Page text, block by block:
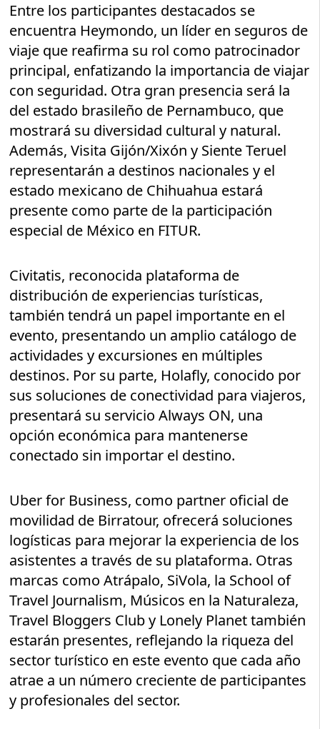
Entre los participantes destacados se
encuentra Heymondo, un líder en seguros de
viaje que reafirma su rol como patrocinador
principal, enfatizando la importancia de viajar
con seguridad. Otra gran presencia será la
del estado brasileño de Pernambuco, que
mostrará su diversidad cultural y natural.
Además, Visita Gijón/Xixón y Siente Teruel
representarán a destinos nacionales y el
estado mexicano de Chihuahua estará
presente como parte de la participación
especial de México en FITUR.
Civitatis, reconocida plataforma de
distribución de experiencias turísticas,
también tendrá un papel importante en el
evento, presentando un amplio catálogo de
actividades y excursiones en múltiples
destinos. Por su parte, Holafly, conocido por
sus soluciones de conectividad para viajeros,
presentará su servicio Always ON, una
opción económica para mantenerse
conectado sin importar el destino.
Uber for Business, como partner oficial de
movilidad de Birratour, ofrecerá soluciones
logísticas para mejorar la experiencia de los
asistentes a través de su plataforma. Otras
marcas como Atrápalo, SiVola, la School of
Travel Journalism, Músicos en la Naturaleza,
Travel Bloggers Club y Lonely Planet también
estarán presentes, reflejando la riqueza del
sector turístico en este evento que cada año
atrae a un número creciente de participantes
y profesionales del sector.